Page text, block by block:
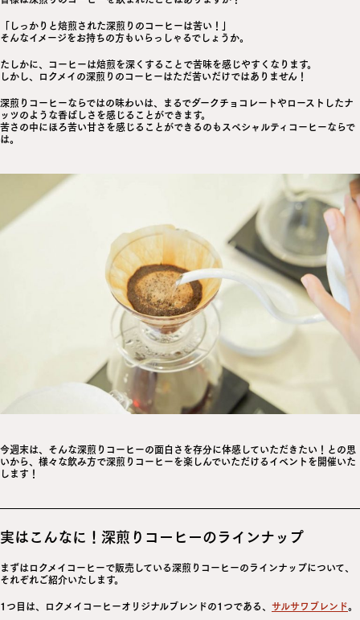
「しっかりと焙煎された深煎りのコーヒーは苦い！」
そんなイメージをお持ちの方もいらっしゃるでしょうか。
たしかに、コーヒーは焙煎を深くすることで苦味を感じやすくなります。
しかし、ロクメイの深煎りのコーヒーはただ苦いだけではありません！
深煎りコーヒーならではの味わいは、まるでダークチョコレートやローストしたナ
ッツのような香ばしさを感じることができます。
苦さの中にほろ苦い甘さを感じることができるのもスペシャルティコーヒーならで
は。
今週末は、そんな深煎りコーヒーの面白さを存分に体感していただきたい！との思
いから、様々な飲み方で深煎りコーヒーを楽しんでいただけるイベントを開催いた
します！
実はこんなに！深煎りコーヒーのラインナップ
まずはロクメイコーヒーで販売している深煎りコーヒーのラインナップについて、
それぞれご紹介いたします。
1つ目は、ロクメイコーヒーオリジナルブレンドの1つである、 サルサワブレンド。